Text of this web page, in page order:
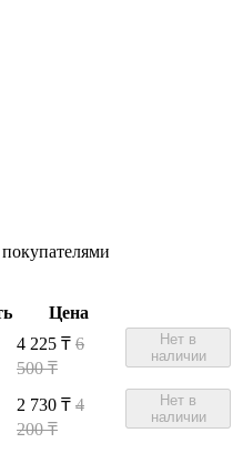
Цена
4 225 ₸ 6
500 ₸
Нет в
наличии
2 730 ₸ 4
200 ₸
Нет в
наличии